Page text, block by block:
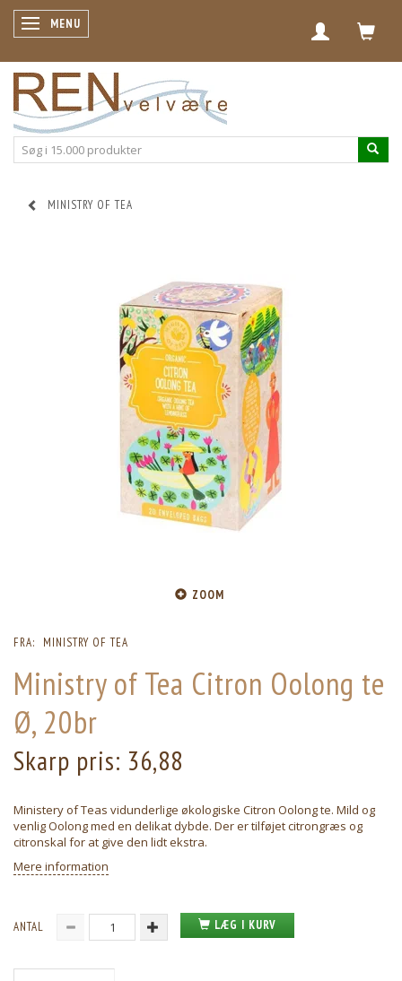
SKIFTE NAVIGATION
MENU
MINISTRY OF TEA
ZOOM
FRA: MINISTRY OF TEA
Ministry of Tea Citron Oolong te
Ø, 20br
Skarp pris: 36,88
Ministery of Teas vidunderlige økologiske Citron Oolong te. Mild og
venlig Oolong med en delikat dybde. Der er tilføjet citrongræs og
citronskal for at give den lidt ekstra.
Mere information
ANTAL LÆG I KURV